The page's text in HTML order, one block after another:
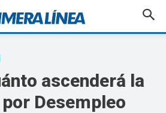
ascenderá la
Desempleo